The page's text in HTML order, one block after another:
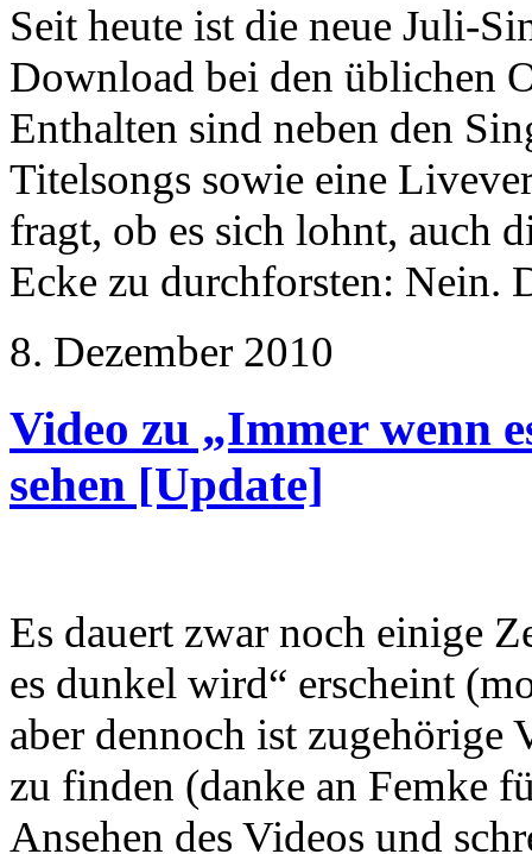
Seit heute ist die neue Juli-
Download bei den üblichen
Enthalten sind neben den
Titelsongs sowie eine
fragt, ob es sich lohnt, auch
Ecke zu durchforsten:
8. Dezember 2010
Video zu „Immer wenn
sehen [Update]
Es dauert zwar noch einige
es dunkel wird“ erscheint
aber dennoch ist zugehörige
zu finden (danke an Femke
Ansehen des Videos und